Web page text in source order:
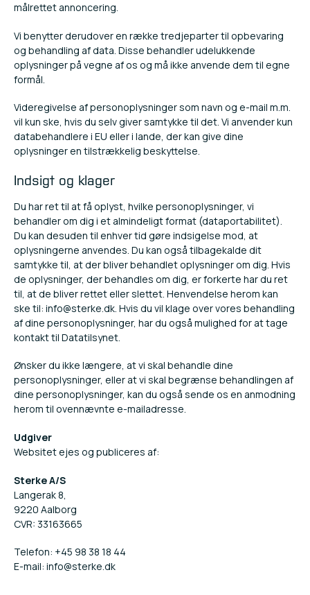
målrettet annoncering.
Vi benytter derudover en række tredjeparter til opbevaring
og behandling af data. Disse behandler udelukkende
oplysninger på vegne af os og må ikke anvende dem til egne
formål.
Videregivelse af personoplysninger som navn og e-mail m.m.
vil kun ske, hvis du selv giver samtykke til det. Vi anvender kun
databehandlere i EU eller i lande, der kan give dine
oplysninger en tilstrækkelig beskyttelse.
Indsigt og klager
Du har ret til at få oplyst, hvilke personoplysninger, vi
behandler om dig i et almindeligt format (dataportabilitet).
Du kan desuden til enhver tid gøre indsigelse mod, at
oplysningerne anvendes. Du kan også tilbagekalde dit
samtykke til, at der bliver behandlet oplysninger om dig. Hvis
de oplysninger, der behandles om dig, er forkerte har du ret
til, at de bliver rettet eller slettet. Henvendelse herom kan
ske til: info@sterke.dk. Hvis du vil klage over vores behandling
af dine personoplysninger, har du også mulighed for at tage
kontakt til Datatilsynet.
Ønsker du ikke længere, at vi skal behandle dine
personoplysninger, eller at vi skal begrænse behandlingen af
dine personoplysninger, kan du også sende os en anmodning
herom til ovennævnte e-mailadresse.
Udgiver
Websitet ejes og publiceres af:
Sterke A/S
Langerak 8,
9220 Aalborg
CVR: 33163665
Telefon: +45 98 38 18 44
E-mail: info@sterke.dk